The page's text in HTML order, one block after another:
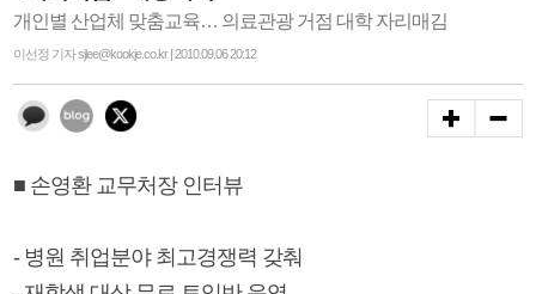
개인별 산업체 맞춤교육… 의료관광 거점 대학 자리매김
이선정 기자 sjlee@kookje.co.kr | 2010.09.06 20:12
■ 손영환 교무처장 인터뷰
- 병원 취업분야 최고경쟁력 갖춰